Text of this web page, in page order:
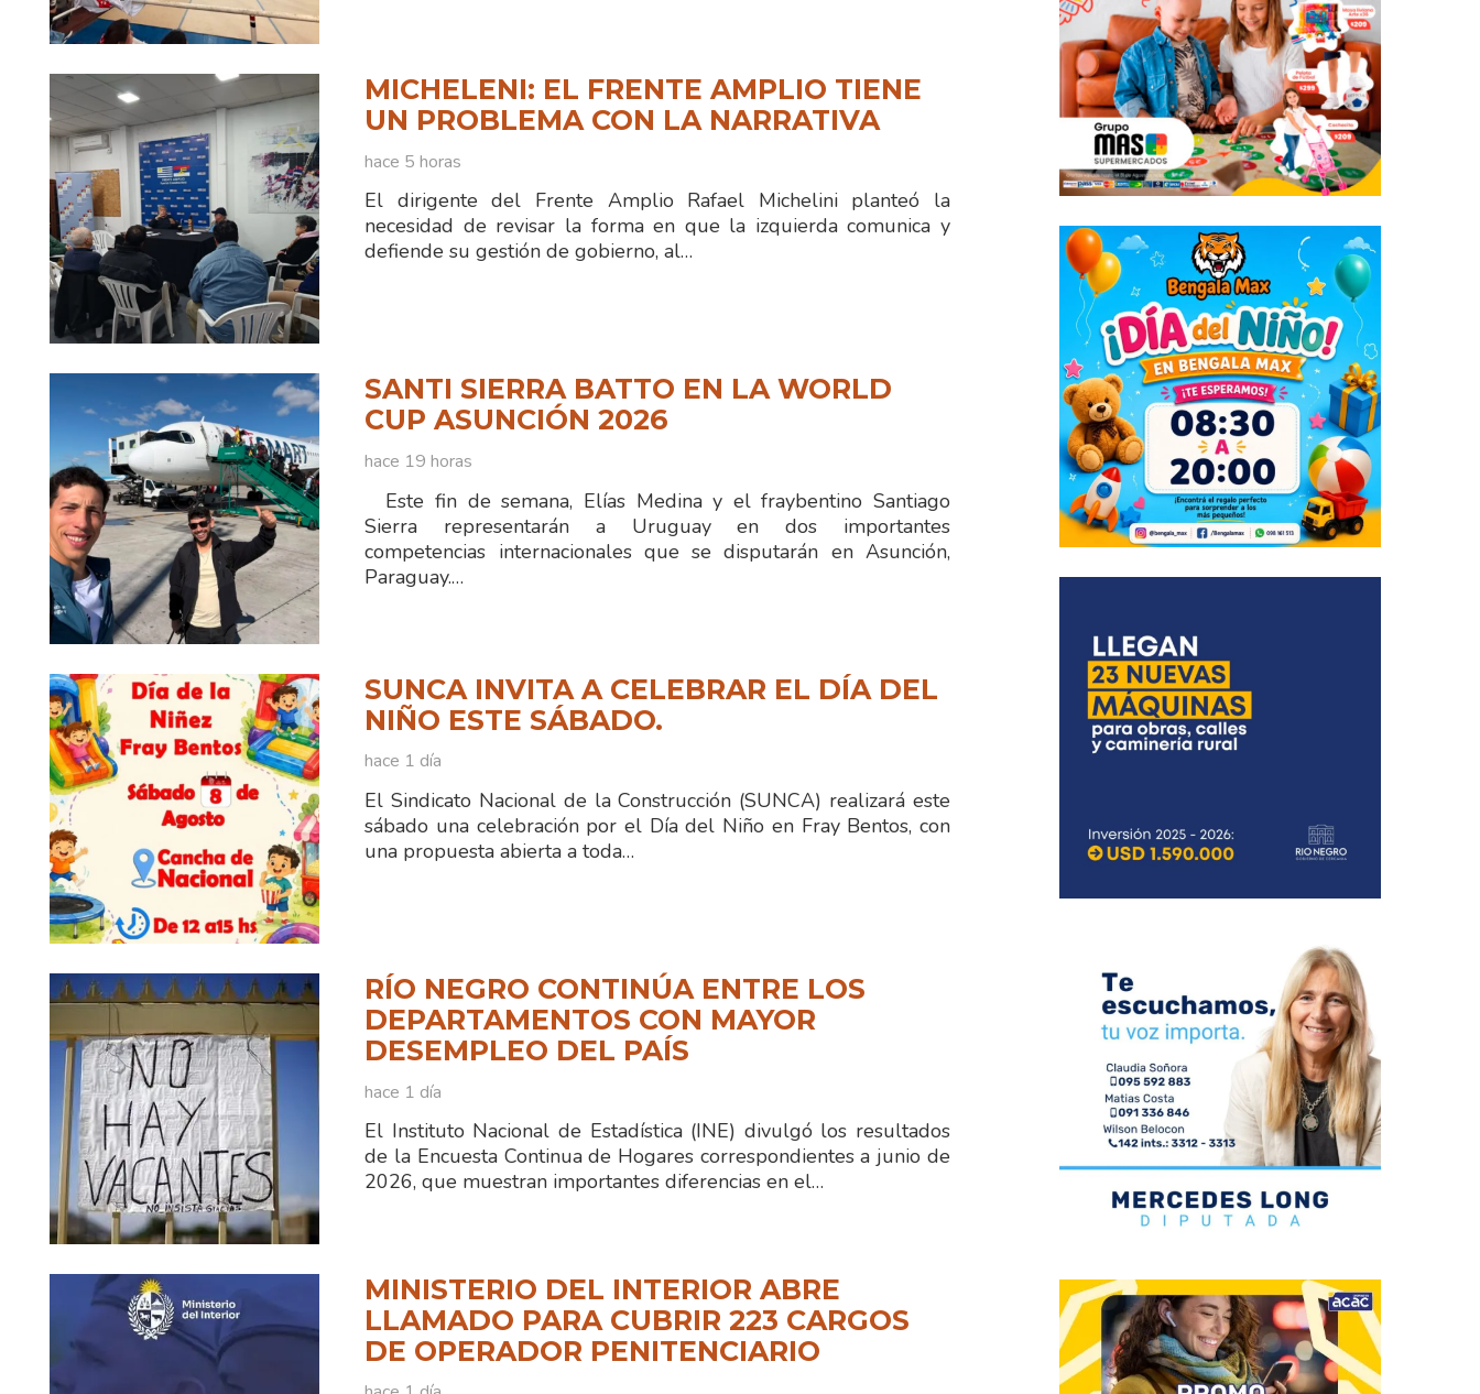
MICHELENI: EL FRENTE AMPLIO TIENE
UN PROBLEMA CON LA NARRATIVA
hace 5 horas
El dirigente del Frente Amplio Rafael Michelini planteó la
necesidad de revisar la forma en que la izquierda comunica y
defiende su gestión de gobierno, al…
SANTI SIERRA BATTO EN LA WORLD
CUP ASUNCIÓN 2026
hace 19 horas
Este fin de semana, Elías Medina y el fraybentino Santiago
Sierra representarán a Uruguay en dos importantes
competencias internacionales que se disputarán en Asunción,
Paraguay.…
SUNCA INVITA A CELEBRAR EL DÍA DEL
NIÑO ESTE SÁBADO.
hace 1 día
El Sindicato Nacional de la Construcción (SUNCA) realizará este
sábado una celebración por el Día del Niño en Fray Bentos, con
una propuesta abierta a toda…
RÍO NEGRO CONTINÚA ENTRE LOS
DEPARTAMENTOS CON MAYOR
DESEMPLEO DEL PAÍS
hace 1 día
El Instituto Nacional de Estadística (INE) divulgó los resultados
de la Encuesta Continua de Hogares correspondientes a junio de
2026, que muestran importantes diferencias en el…
MINISTERIO DEL INTERIOR ABRE
LLAMADO PARA CUBRIR 223 CARGOS
DE OPERADOR PENITENCIARIO